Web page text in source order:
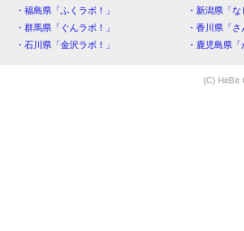
・福島県「ふくラボ！」
・新潟県「
・群馬県「ぐんラボ！」
・香川県「
・石川県「金沢ラボ！」
・鹿児島県
(C) HitBit